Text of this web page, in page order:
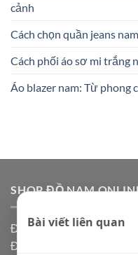
cảnh
Cách chọn quần jeans
Cách phối áo sơ mi trắng
Áo blazer nam: Từ phong
SHOP ĐỒ NAM
Địa chỉ: Hà Nội, Ship code
Điện thoại:
Bài viết liên quan